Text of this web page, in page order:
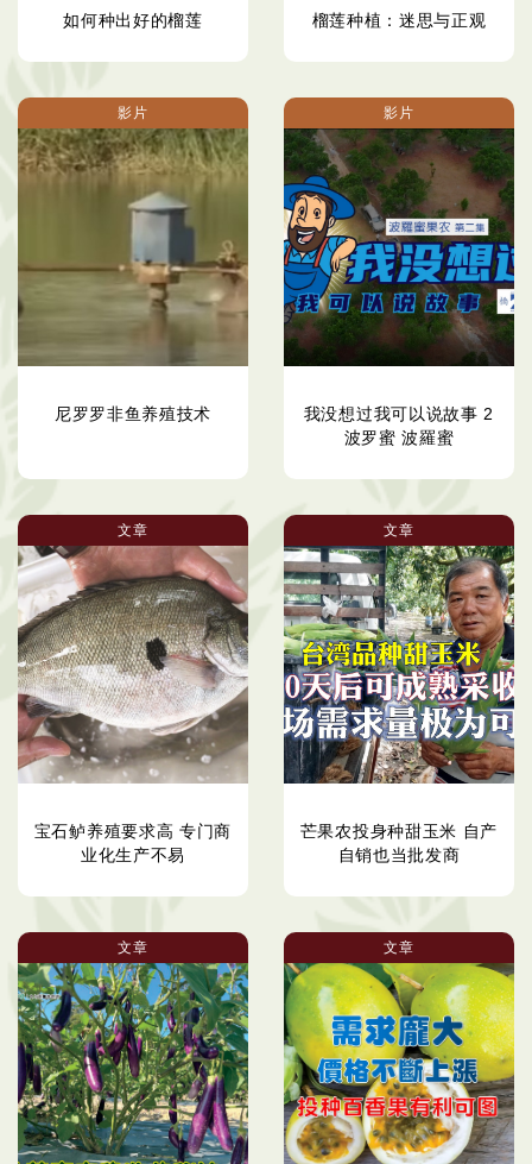
如何种出好的榴莲 榴莲种植：迷思与正观
影片
尼罗罗非鱼养殖技术
影片
我没想过我可以说故事 2
波罗蜜 波羅蜜
文章
宝石鲈养殖要求高 专门商
业化生产不易
文章
芒果农投身种甜玉米 自产
自销也当批发商
文章 文章